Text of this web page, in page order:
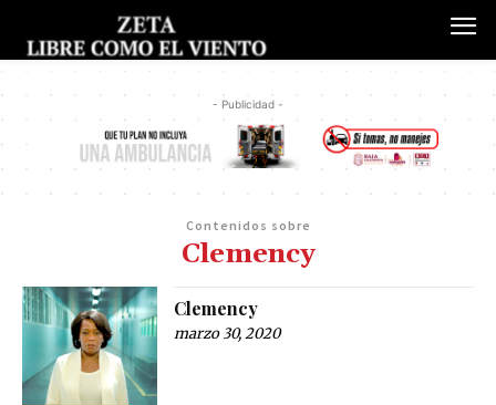
- Publicidad -
Contenidos sobre
Clemency
Clemency
marzo 30, 2020